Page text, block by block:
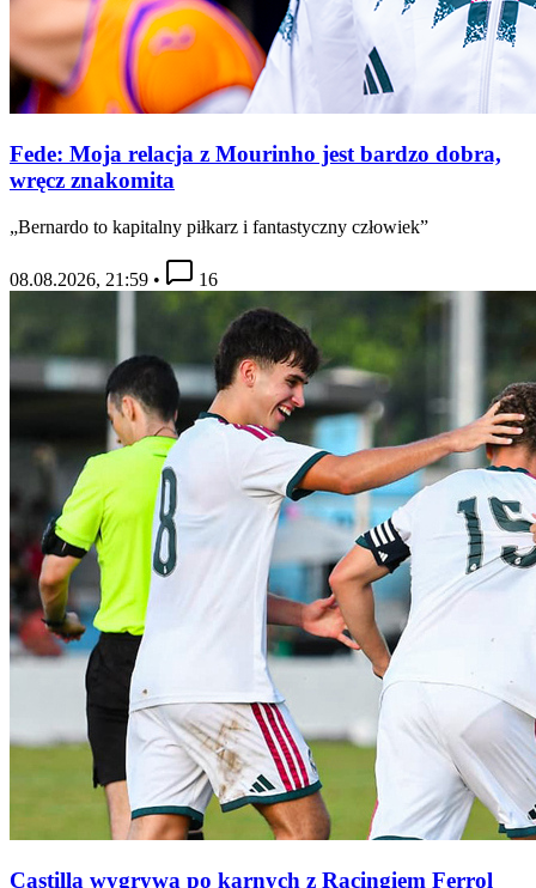
Fede: Moja relacja z Mourinho jest bardzo dobra,
wręcz znakomita
„Bernardo to kapitalny piłkarz i fantastyczny człowiek”
08.08.2026, 21:59 • 16
Castilla wygrywa po karnych z Racingiem Ferrol